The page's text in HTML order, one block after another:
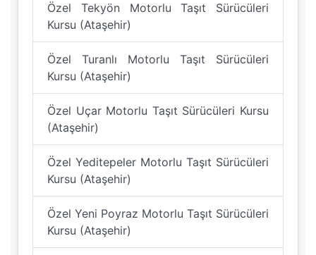
Özel Tekyön Motorlu Taşıt Sürücüleri
Kursu (Ataşehir)
Özel Turanlı Motorlu Taşıt Sürücüleri
Kursu (Ataşehir)
Özel Uçar Motorlu Taşıt Sürücüleri Kursu
(Ataşehir)
Özel Yeditepeler Motorlu Taşıt Sürücüleri
Kursu (Ataşehir)
Özel Yeni Poyraz Motorlu Taşıt Sürücüleri
Kursu (Ataşehir)